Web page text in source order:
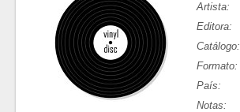
Artista:
Editora:
Catálogo:
Formato:
País:
Notas: